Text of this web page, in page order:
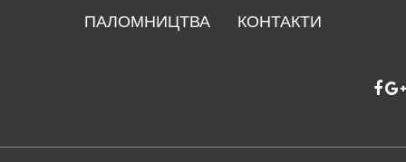
неділя
Божественна
ПАЛОМНИЦТВА
КОНТАКТИ